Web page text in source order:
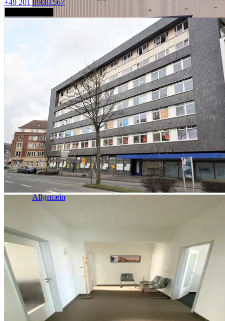
Industrie & Logistik
Allgemein
+49 201 89081567